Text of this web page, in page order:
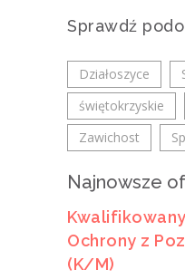
Sprawdź
Działoszyce
świętokrzyskie
Zawichost
Najnowsze
Ochrony z
(K/M)